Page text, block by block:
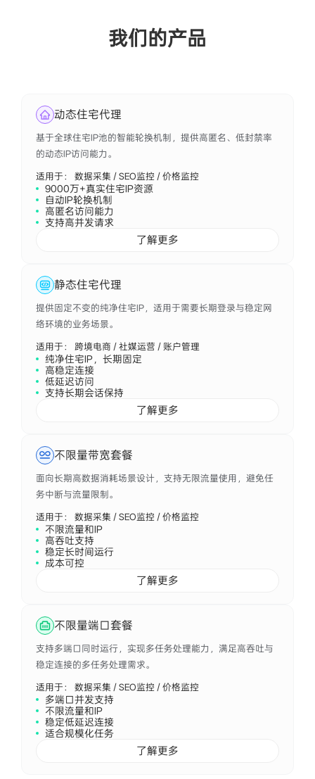
我们的产品
动态住宅代理
基于全球住宅IP池的智能轮换机制，提供高匿名、低封禁率
的动态IP访问能力。
适用于： 数据采集 / SEO监控 / 价格监控
9000万+真实住宅IP资源
自动IP轮换机制
高匿名访问能力
支持高并发请求
了解更多
静态住宅代理
提供固定不变的纯净住宅IP，适用于需要长期登录与稳定网
络环境的业务场景。
适用于： 跨境电商 / 社媒运营 / 账户管理
纯净住宅IP，长期固定
高稳定连接
低延迟访问
支持长期会话保持
了解更多
不限量带宽套餐
面向长期高数据消耗场景设计，支持无限流量使用，避免任
务中断与流量限制。
适用于： 数据采集 / SEO监控 / 价格监控
不限流量和IP
高吞吐支持
稳定长时间运行
成本可控
了解更多
不限量端口套餐
支持多端口同时运行，实现多任务处理能力，满足高吞吐与
稳定连接的多任务处理需求。
适用于： 数据采集 / SEO监控 / 价格监控
多端口并发支持
不限流量和IP
稳定低延迟连接
适合规模化任务
了解更多